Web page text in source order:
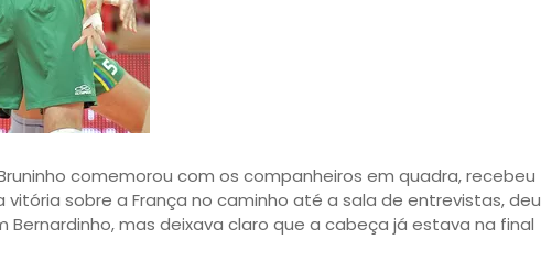
comemorou com os companheiros em quadra, recebeu
sobre a França no caminho até a sala de entrevistas, deu
mas deixava claro que a cabeça já estava na final